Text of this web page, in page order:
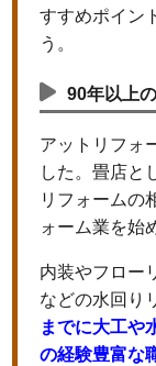
すすめポイン
う。
90年以上
アットリフォ
した。畳店と
リフォームの
ォーム業を始
内装やフロー
などの水回り
までに大工や
の経験豊富な